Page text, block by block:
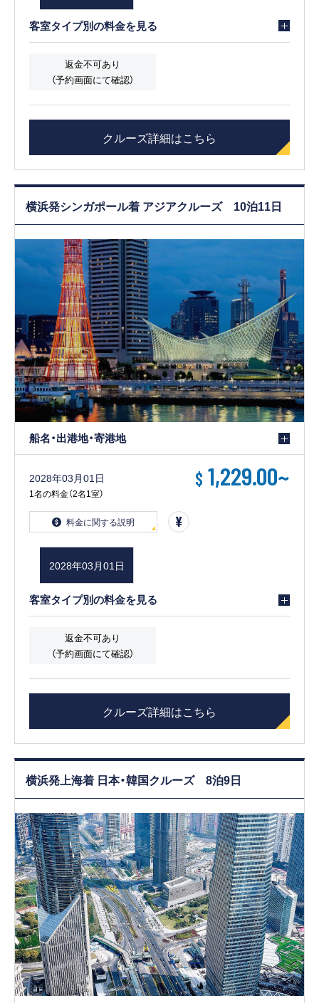
客室タイプ別の料金を見る
返金不可あり
（予約画面にて確認）
クルーズ詳細はこちら
横浜発シンガポール着 アジアクルーズ 10泊11日
船名・出港地・寄港地
2028年03月01日
1名の料金（2名1室）
$ 1,229.00~
料金に関する説明
2028年03月01日
客室タイプ別の料金を見る
返金不可あり
（予約画面にて確認）
クルーズ詳細はこちら
横浜発上海着 日本・韓国クルーズ 8泊9日